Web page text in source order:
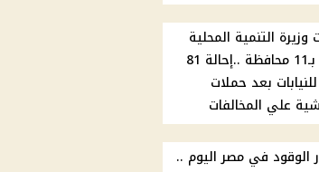
وزيرة التنمية المحلية
تنفذ بـ11 محافظة ..إحالة 81
بعد حملات
علي المخالفات
الوقود في مصر اليوم ..